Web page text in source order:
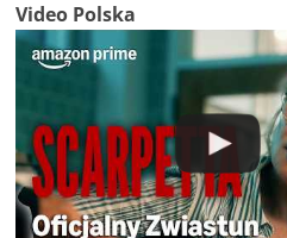
Video Polska